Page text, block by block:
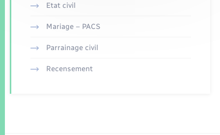
Etat civil
Mariage – PACS
Parrainage civil
Recensement